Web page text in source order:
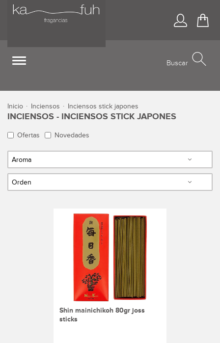
Toggle
Buscar
inicio inciensos inciensos stick japones
INCIENSOS - INCIENSOS STICK JAPONES
Ofertas Novedades
shin mainichikoh 80gr joss
sticks